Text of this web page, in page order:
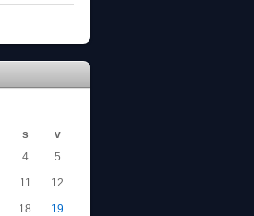
s
v
4 5
11 12
18 19